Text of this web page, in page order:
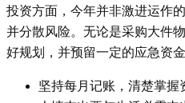
投资方面，今年并非激进运作
并分散风险。无论是采购大件
好规划，并预留一定的应急资
坚持每月记账，清楚掌握